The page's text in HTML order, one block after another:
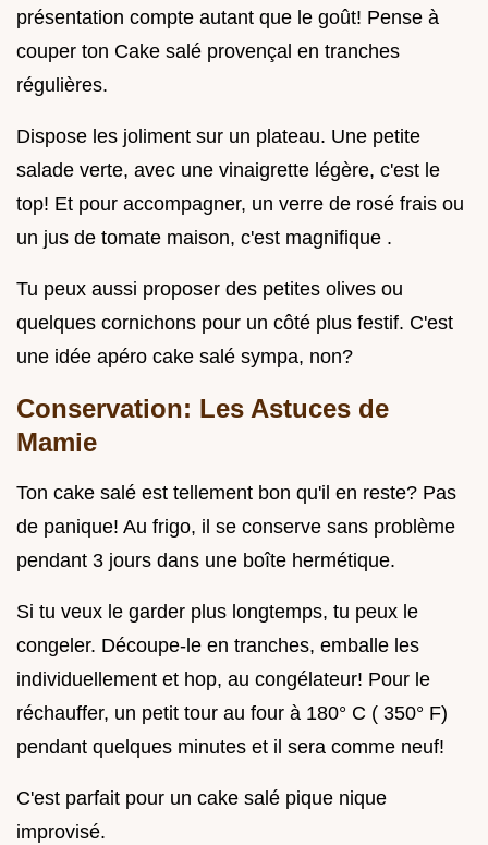
présentation compte autant que le goût! Pense à
couper ton Cake salé provençal en tranches
régulières.
Dispose les joliment sur un plateau. Une petite
salade verte, avec une vinaigrette légère, c'est le
top! Et pour accompagner, un verre de rosé frais ou
un jus de tomate maison, c'est magnifique .
Tu peux aussi proposer des petites olives ou
quelques cornichons pour un côté plus festif. C'est
une idée apéro cake salé sympa, non?
Conservation: Les Astuces de
Mamie
Ton cake salé est tellement bon qu'il en reste? Pas
de panique! Au frigo, il se conserve sans problème
pendant 3 jours dans une boîte hermétique.
Si tu veux le garder plus longtemps, tu peux le
congeler. Découpe-le en tranches, emballe les
individuellement et hop, au congélateur! Pour le
réchauffer, un petit tour au four à 180° C ( 350° F)
pendant quelques minutes et il sera comme neuf!
C'est parfait pour un cake salé pique nique
improvisé.